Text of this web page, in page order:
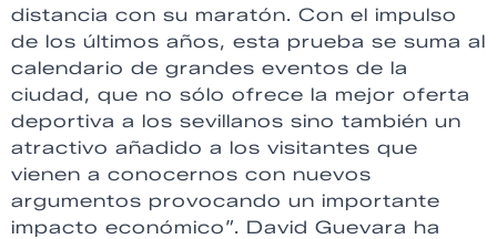
distancia con su maratón. Con el impulso
de los últimos años, esta prueba se suma al
calendario de grandes eventos de la
ciudad, que no sólo ofrece la mejor oferta
deportiva a los sevillanos sino también un
atractivo añadido a los visitantes que
vienen a conocernos con nuevos
argumentos provocando un importante
impacto económico”. David Guevara ha